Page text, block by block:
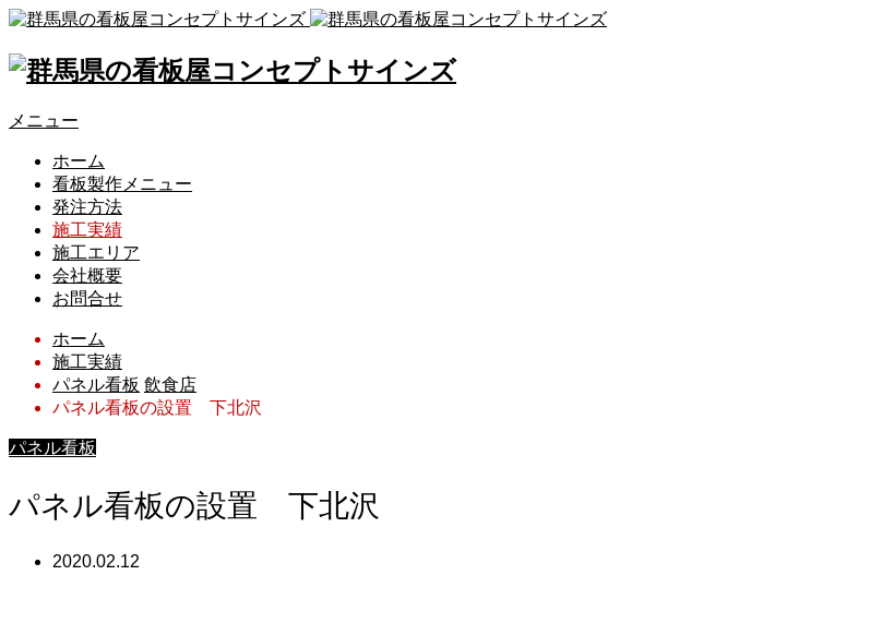
メニュー
ホーム
看板製作メニュー
発注方法
施工実績
施工エリア
会社概要
お問合せ
ホーム
施工実績
パネル看板 飲食店
パネル看板の設置 下北沢
パネル看板
パネル看板の設置 下北沢
2020.02.12